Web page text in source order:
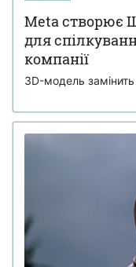
Meta створює
для
компанії
3D-модель